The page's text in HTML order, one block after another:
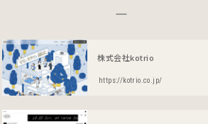
株式会社kotrio
https://kotrio.co.jp/